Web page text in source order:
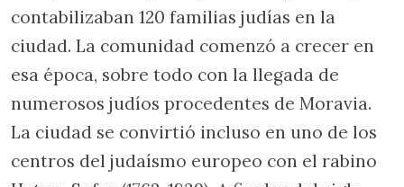
contabilizaban 120 familias judías en la
ciudad. La comunidad comenzó a crecer en
esa época, sobre todo con la llegada de
numerosos judíos procedentes de Moravia.
La ciudad se convirtió incluso en uno de los
centros del judaísmo europeo con el rabino